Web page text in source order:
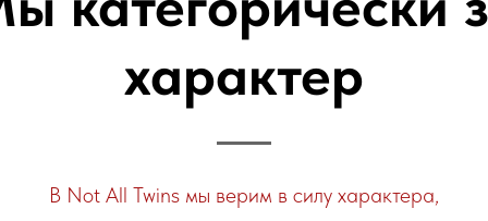
характер
В Not All Twins мы верим в силу характера,